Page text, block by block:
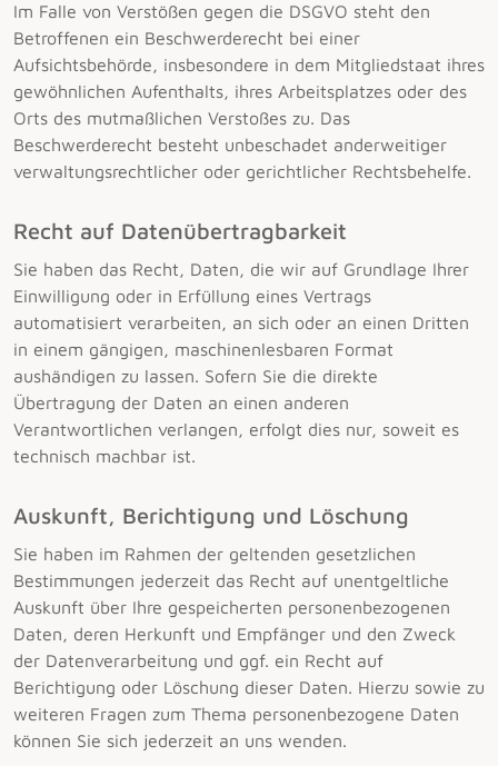
Im Falle von Verstößen gegen die DSGVO steht den
Betroffenen ein Beschwerderecht bei einer
Aufsichtsbehörde, insbesondere in dem Mitgliedstaat ihres
gewöhnlichen Aufenthalts, ihres Arbeitsplatzes oder des
Orts des mutmaßlichen Verstoßes zu. Das
Beschwerderecht besteht unbeschadet anderweitiger
verwaltungsrechtlicher oder gerichtlicher Rechtsbehelfe.
Recht auf Daten­übertrag­barkeit
Sie haben das Recht, Daten, die wir auf Grundlage Ihrer
Einwilligung oder in Erfüllung eines Vertrags
automatisiert verarbeiten, an sich oder an einen Dritten
in einem gängigen, maschinenlesbaren Format
aushändigen zu lassen. Sofern Sie die direkte
Übertragung der Daten an einen anderen
Verantwortlichen verlangen, erfolgt dies nur, soweit es
technisch machbar ist.
Auskunft, Berichtigung und Löschung
Sie haben im Rahmen der geltenden gesetzlichen
Bestimmungen jederzeit das Recht auf unentgeltliche
Auskunft über Ihre gespeicherten personenbezogenen
Daten, deren Herkunft und Empfänger und den Zweck
der Datenverarbeitung und ggf. ein Recht auf
Berichtigung oder Löschung dieser Daten. Hierzu sowie zu
weiteren Fragen zum Thema personenbezogene Daten
können Sie sich jederzeit an uns wenden.